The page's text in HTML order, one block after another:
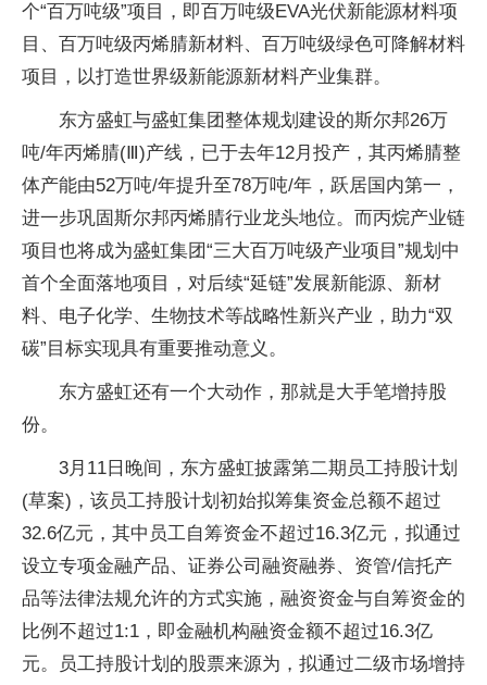
个“百万吨级”项目，即百万吨级EVA光伏新能源材料项
目、百万吨级丙烯腈新材料、百万吨级绿色可降解材料
项目，以打造世界级新能源新材料产业集群。
东方盛虹与盛虹集团整体规划建设的斯尔邦26万
吨/年丙烯腈(Ⅲ)产线，已于去年12月投产，其丙烯腈整
体产能由52万吨/年提升至78万吨/年，跃居国内第一，
进一步巩固斯尔邦丙烯腈行业龙头地位。而丙烷产业链
项目也将成为盛虹集团“三大百万吨级产业项目”规划中
首个全面落地项目，对后续“延链”发展新能源、新材
料、电子化学、生物技术等战略性新兴产业，助力“双
碳”目标实现具有重要推动意义。
东方盛虹还有一个大动作，那就是大手笔增持股
份。
3月11日晚间，东方盛虹披露第二期员工持股计划
(草案)，该员工持股计划初始拟筹集资金总额不超过
32.6亿元，其中员工自筹资金不超过16.3亿元，拟通过
设立专项金融产品、证券公司融资融券、资管/信托产
品等法律法规允许的方式实施，融资资金与自筹资金的
比例不超过1:1，即金融机构融资金额不超过16.3亿
元。员工持股计划的股票来源为，拟通过二级市场增持